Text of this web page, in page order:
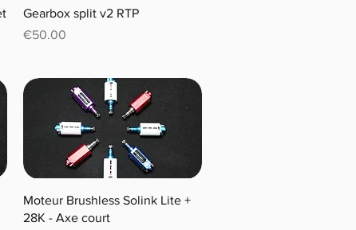
Gearbox split v2 RTP
Price
€50.00
Moteur Brushless Solink Lite +
28K - Axe court